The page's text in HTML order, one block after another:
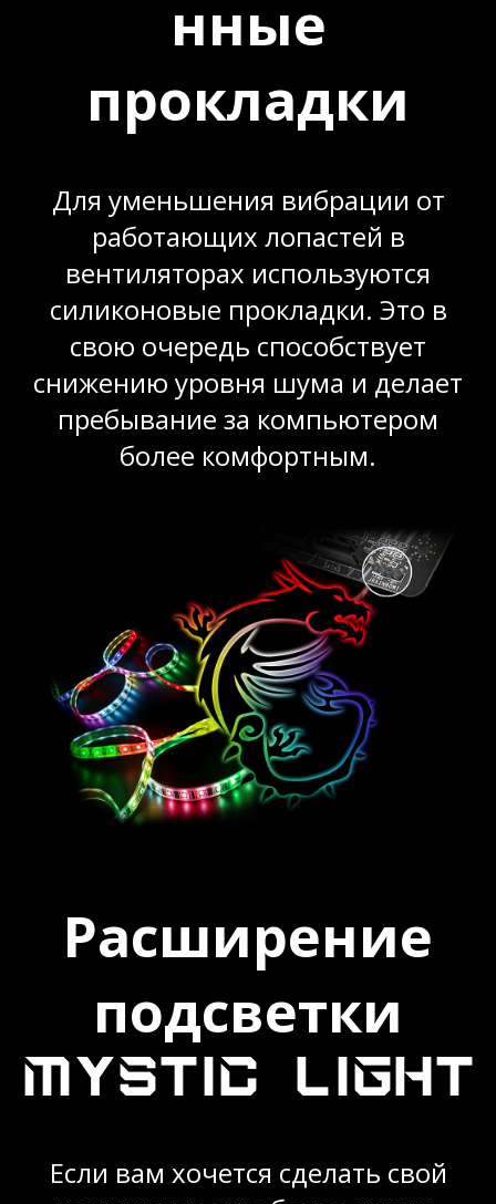
нные
прокладки
Для уменьшения вибрации от
работающих лопастей в
вентиляторах используются
силиконовые прокладки. Это в
свою очередь способствует
снижению уровня шума и делает
пребывание за компьютером
более комфортным.
Расширение
подсветки
MYSTIC LIGHT
Если вам хочется сделать свой